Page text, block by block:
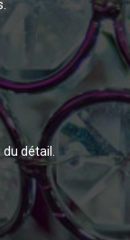
du détail.